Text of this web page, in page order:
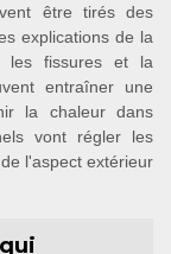
être tirés des
explications de la
les fissures et la
entraîner une
la chaleur dans
vont régler les
l'aspect extérieur